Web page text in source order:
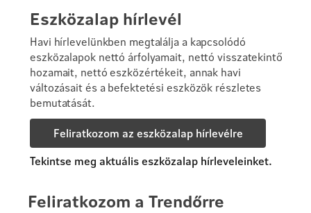
Eszközalap hírlevél
Havi hírlevelünkben megtalálja a kapcsolódó
eszközalapok nettó árfolyamait, nettó visszatekintő
hozamait, nettó eszközértékeit, annak havi
változásait és a befektetési eszközök részletes
bemutatását.
Feliratkozom az eszközalap hírlevélre
Tekintse meg aktuális eszközalap hírleveleinket.
Feliratkozom a Trendőrre